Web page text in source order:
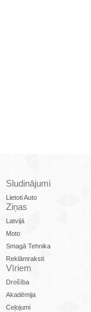
Sludinājumi
Lietoti Auto
Ziņas
Latvijā
Moto
Smagā Tehnika
Reklāmraksti
Vīriem
Drošība
Akadēmija
Ceļojumi